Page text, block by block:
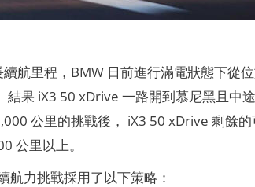
航里程，BMW 日前進行滿電狀態下從
果 iX3 50 xDrive 一路開到慕尼黑且中
公里的挑戰後， iX3 50 xDrive 剩餘
公里以上。
力挑戰採用了以下策略：